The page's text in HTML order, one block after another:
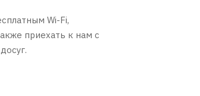
Wi-Fi,
приехать к нам с